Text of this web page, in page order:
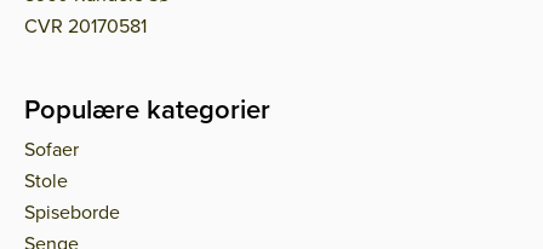
CVR 20170581
Populære kategorier
Sofaer
Stole
Spiseborde
Senge